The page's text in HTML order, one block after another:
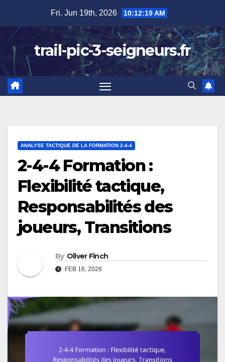
content
Fri. Jun 19th, 2026 10:12:20 AM
trail-pic-3-seigneurs.fr
ANALYSE TACTIQUE DE LA FORMATION 2-4-4
2-4-4 Formation :
Flexibilité tactique,
Responsabilités des
joueurs, Transitions
By Oliver Finch
FEB 16, 2026